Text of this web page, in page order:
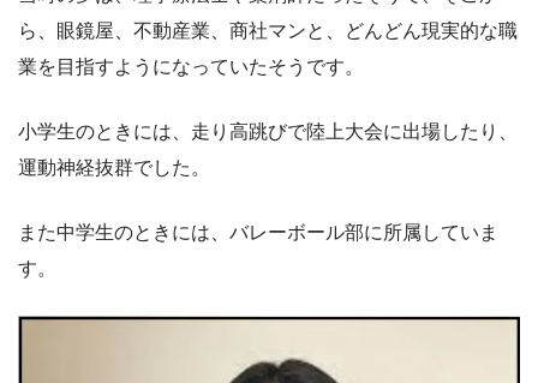
ら、眼鏡屋、不動産業、商社マンと、どんどん現実的な職
業を目指すようになっていたそうです。
小学生のときには、走り高跳びで陸上大会に出場したり、
運動神経抜群でした。
また中学生のときには、バレーボール部に所属していま
す。